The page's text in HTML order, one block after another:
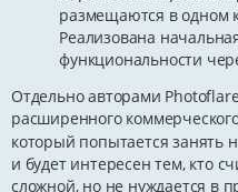
размещаются в одном
Реализована
функциональности
Отдельно авторами
расширенного
который попытается занять
и будет интересен тем, кто
сложной, но не нуждается в